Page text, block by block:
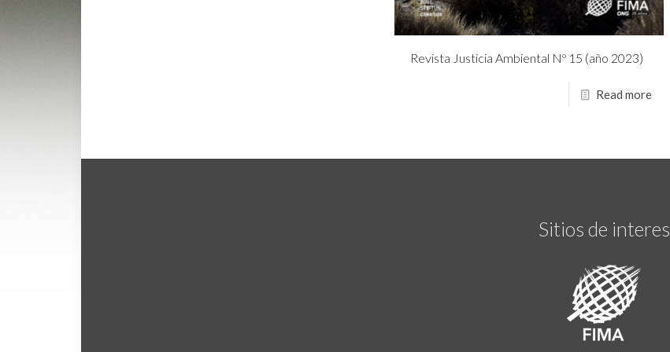
Revista Justicia Ambiental Nº 15 (año 2023)
Read more
Sitios de interes